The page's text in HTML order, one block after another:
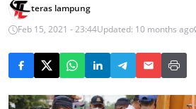
teras lampung
Feb 15, 2021 - 23:44Updated: 10 months ago